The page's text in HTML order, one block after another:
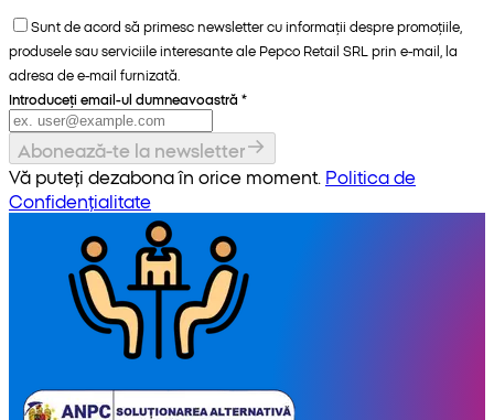
Sunt de acord să primesc newsletter cu informații despre promoțiile,
produsele sau serviciile interesante ale Pepco Retail SRL prin e-mail, la
adresa de e-mail furnizată.
Introduceți email-ul dumneavoastră *
Abonează-te la newsletter
Vă puteți dezabona în orice moment. Politica de
Confidențialitate